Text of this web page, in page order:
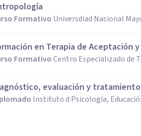
Formativo Universdiad Nacional
en Terapia de Aceptación
FormativoCentro Especializado de
evaluación y
Instituto d Psicología,